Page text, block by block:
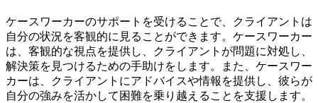
ケースワーカーのサポートを受けることで、クライアントは
自分の状況を客観的に見ることができます。ケースワーカー
は、客観的な視点を提供し、クライアントが問題に対処し、
解決策を見つけるための手助けをします。また、ケースワー
カーは、クライアントにアドバイスや情報を提供し、彼らが
自分の強みを活かして困難を乗り越えることを支援します。